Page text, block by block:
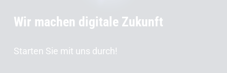
Wir machen digitale Zukunft
Starten Sie mit uns durch!